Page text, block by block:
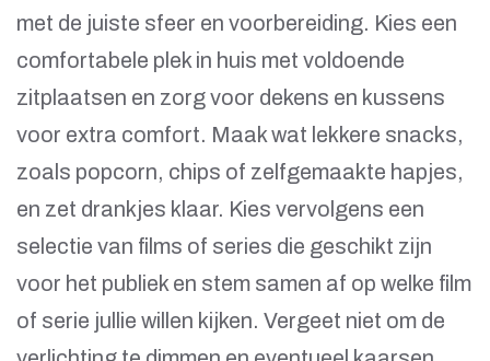
met de juiste sfeer en voorbereiding. Kies een
comfortabele plek in huis met voldoende
zitplaatsen en zorg voor dekens en kussens
voor extra comfort. Maak wat lekkere snacks,
zoals popcorn, chips of zelfgemaakte hapjes,
en zet drankjes klaar. Kies vervolgens een
selectie van films of series die geschikt zijn
voor het publiek en stem samen af op welke film
of serie jullie willen kijken. Vergeet niet om de